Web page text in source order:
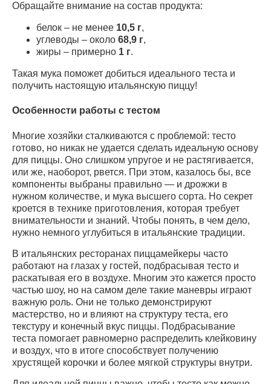
Обращайте внимание на состав продукта:
белок – не менее 10,5 г,
углеводы – около 68,9 г,
жиры – примерно 1 г.
Такая мука поможет добиться идеального теста и
получить настоящую итальянскую пиццу!
Особенности работы с тестом
Многие хозяйки сталкиваются с проблемой: тесто
готово, но никак не удается сделать идеальную основу
для пиццы. Оно слишком упругое и не растягивается,
или же, наоборот, рвется. При этом, казалось бы, все
компоненты выбраны правильно — и дрожжи в
нужном количестве, и мука высшего сорта. Но секрет
кроется в технике приготовления, которая требует
внимательности и знаний. Чтобы понять, в чем дело,
нужно немного углубиться в итальянские традиции.
В итальянских ресторанах пиццамейкеры часто
работают на глазах у гостей, подбрасывая тесто и
раскатывая его в воздухе. Многим это кажется просто
частью шоу, но на самом деле такие маневры играют
важную роль. Они не только демонстрируют
мастерство, но и влияют на структуру теста, его
текстуру и конечный вкус пиццы. Подбрасывание
теста помогает равномерно распределить клейковину
и воздух, что в итоге способствует получению
хрустящей корочки и более мягкой структуры внутри.